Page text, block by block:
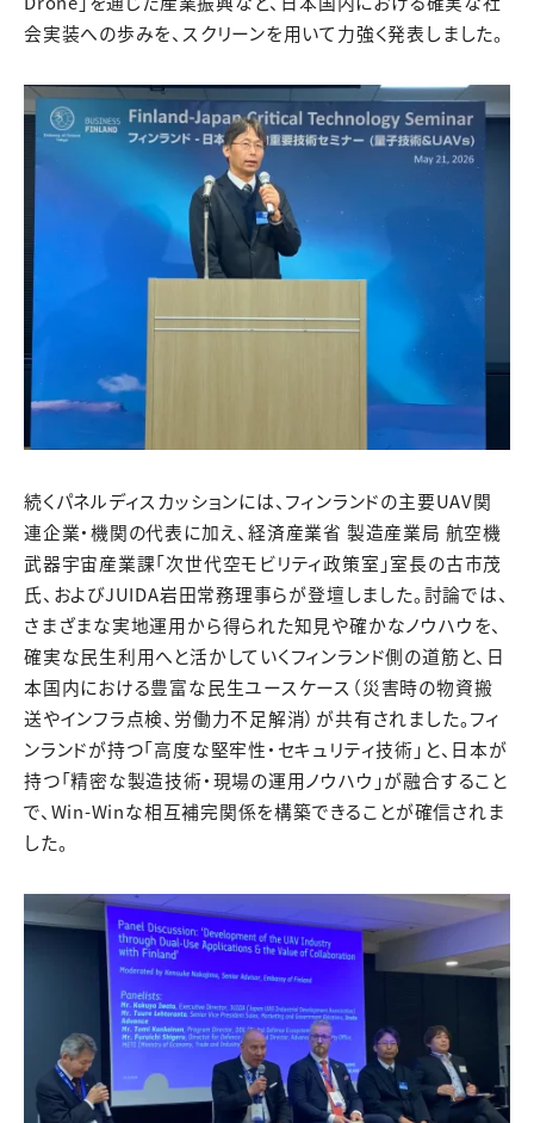
会実装への歩みを、スクリーンを用いて力強く発表しました。
続くパネルディスカッションには、フィンランドの主要UAV関
連企業・機関の代表に加え、経済産業省 製造産業局 航空機
武器宇宙産業課「次世代空モビリティ政策室」室長の古市茂
氏、およびJUIDA岩田常務理事らが登壇しました。討論では、
さまざまな実地運用から得られた知見や確かなノウハウを、
確実な民生利用へと活かしていくフィンランド側の道筋と、日
本国内における豊富な民生ユースケース（災害時の物資搬
送やインフラ点検、労働力不足解消）が共有されました。フィ
ンランドが持つ「高度な堅牢性・セキュリティ技術」と、日本が
持つ「精密な製造技術・現場の運用ノウハウ」が融合すること
で、Win-Winな相互補完関係を構築できることが確信されま
した。